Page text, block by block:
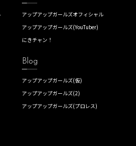
アップアップガールズオフィシャル
アップアップガールズ(YouTuber)
にきチャン！
Blog
アップアップガールズ(仮)
アップアップガールズ(2)
アップアップガールズ(プロレス)